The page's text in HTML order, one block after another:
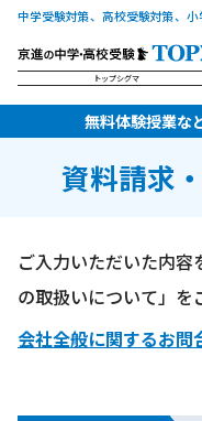
中学受験対策、高校受験対策、
トップシグマ
資料請求
無料体験授業な
ご入力いただいた内
の取扱いについて」を
会社全般に関するお問